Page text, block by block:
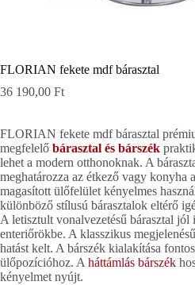
FLORIAN fekete mdf bárasztal
36 190,00 Ft
FLORIAN fekete mdf bárasztal
megfelelő bárasztal és bárszék
lehet a modern otthonoknak. A
meghatározza az étkező vagy konyha
magasított ülőfelület kényelmes
különböző stílusú bárasztalok eltérő
A letisztult vonalvezetésű bárasztal
enteriőrökbe. A klasszikus
hatást kelt. A bárszék kialakítása
ülőpozícióhoz. A háttámlás bárszék
kényelmet nyújt.